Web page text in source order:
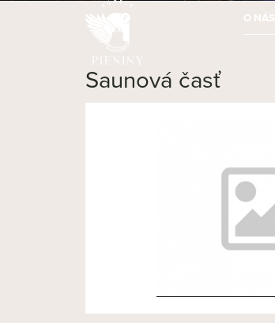
O NÁS
Saunová časť